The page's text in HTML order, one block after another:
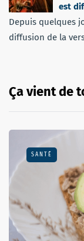
est
Depuis quelques
diffusion de la
Ça vient de
SANTÉ